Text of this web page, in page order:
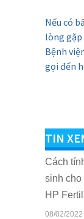
Nếu có
lòng gặp
Bệnh
gọi đến
TIN
Cách
sinh cho
HP
08/02/2022